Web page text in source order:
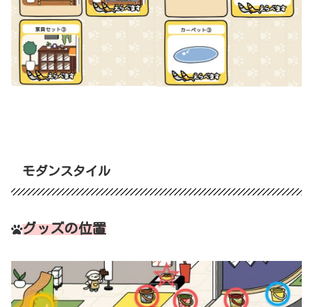
モダンスタイル
グッズの位置